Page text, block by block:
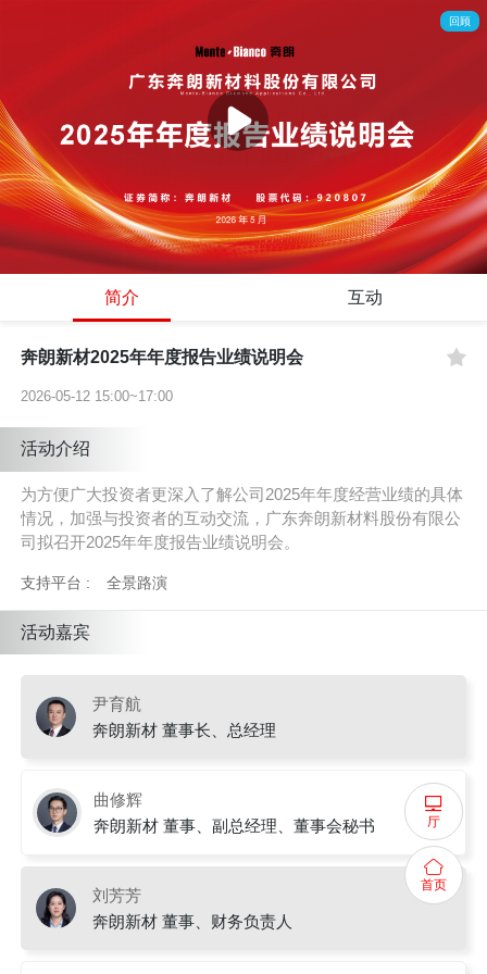
回顾
简介 互动
奔朗新材2025年年度报告业绩说明会
2026-05-12 15:00~17:00
活动介绍
为方便广大投资者更深入了解公司2025年年度经营业绩的具体
情况，加强与投资者的互动交流，广东奔朗新材料股份有限公
司拟召开2025年年度报告业绩说明会。
支持平台 : 全景路演
活动嘉宾
尹育航
奔朗新材 董事长、总经理
曲修辉
奔朗新材 董事、副总经理、董事会秘书
刘芳芳
奔朗新材 董事、财务负责人
厅
首页